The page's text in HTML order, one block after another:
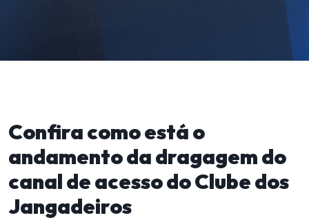
Confira como está o
andamento da dragagem do
canal de acesso do Clube dos
Jangadeiros